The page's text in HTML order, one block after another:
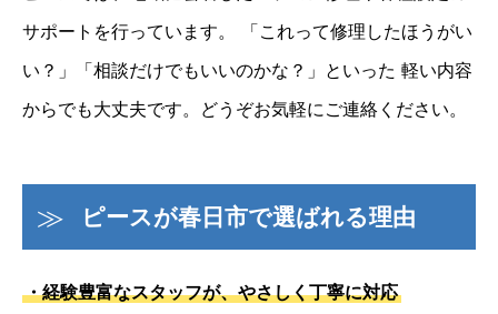
サポートを行っています。
「これって修理したほうがい
い？」「相談だけでもいいのかな？」といった 軽い内容
からでも大丈夫です。どうぞお気軽にご連絡ください。
ピースが春日市で選ばれる理由
・経験豊富なスタッフが、やさしく丁寧に対応